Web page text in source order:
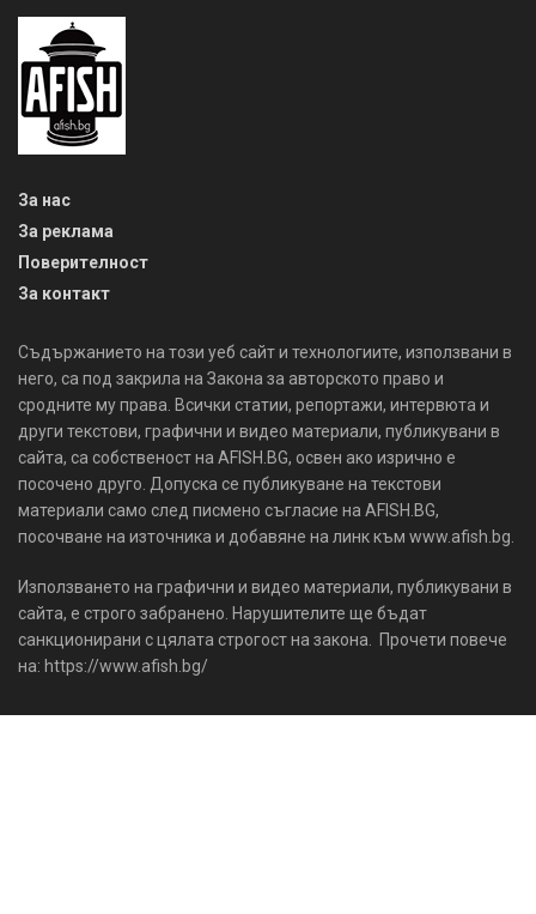
За нас
За реклама
Поверителност
За контакт
Съдържанието на този уеб сайт и технологиите, използвани в
него, са под закрила на Закона за авторското право и
сродните му права. Всички статии, репортажи, интервюта и
други текстови, графични и видео материали, публикувани в
сайта, са собственост на AFISH.BG, освен ако изрично е
посочено друго. Допуска се публикуване на текстови
материали само след писмено съгласие на AFISH.BG,
посочване на източника и добавяне на линк към www.afish.bg.
Използването на графични и видео материали, публикувани в
сайта, е строго забранено. Нарушителите ще бъдат
санкционирани с цялата строгост на закона. Прочети повече
на: https://www.afish.bg/